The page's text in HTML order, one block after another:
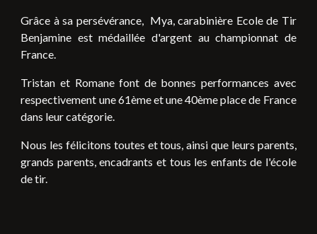
Grâce à sa persévérance, Mya, carabinière Ecole de Tir
Benjamine est médaillée d'argent au championnat de
France.
Tristan et Romane font de bonnes performances avec
respectivement une 61ème et une 40ème place de France
dans leur catégorie.
Nous les félicitons toutes et tous, ainsi que leurs parents,
grands parents, encadrants et tous les enfants de l'école
de tir.